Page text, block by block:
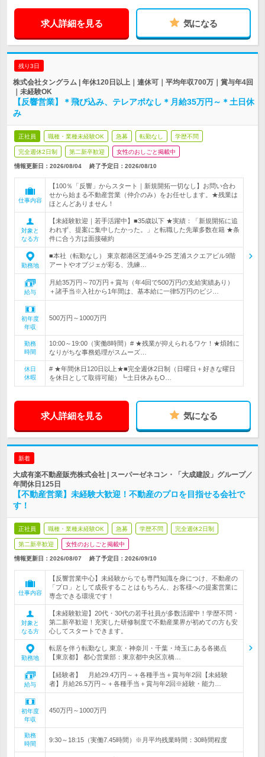
求人詳細を見る 気になる
残り3日
株式会社タングラム | 年休120日以上｜連休可｜平均年収700万｜賞与年4回
｜未経験OK
【反響営業】＊飛び込み、テレアポなし＊月給35万円～＊土日休
み
正社員 職種・業種未経験OK 急募 転勤なし 学歴不問
完全週休2日制 第二新卒歓迎 女性のおしごと掲載中
情報更新日：2026/08/04 終了予定日： 2026/08/10
仕事内容
【100％「反響」からスタート｜新規開拓一切なし】お問い合わ
せから始まる不動産営業（仲介のみ）をお任せします。★残業は
ほとんどありません！
対象と
なる方
【未経験歓迎｜若手活躍中】■35歳以下 ★実績：「新規開拓に追
われず、提案に集中したかった。」と転職した先輩多数在籍 ★条
件に合う方は面接確約
勤務地
■本社（転勤なし） 東京都港区芝浦4-9-25 芝浦スクエアビル9階
アートやオブジェが彩る、洗練…
給与
月給35万円～70万円＋賞与（年4回で500万円の支給実績あり）
＋諸手当※入社から1年間は、基本給に一律5万円のビジ…
初年度
年収
500万円～1000万円
勤務
時間
10:00～19:00（実働8時間）# ★残業が抑えられるワケ！★煩雑に
なりがちな事務処理がスムーズ…
休日
休暇
# ★年間休日120日以上★■完全週休2日制（日曜日＋好きな曜日
を休日として取得可能）┗土日休みもO…
求人詳細を見る 気になる
新着
大成有楽不動産販売株式会社 | スーパーゼネコン・「大成建設」グループ／
年間休日125日
【不動産営業】未経験大歓迎！不動産のプロを目指せる会社で
す！
正社員 職種・業種未経験OK 急募 学歴不問 完全週休2日制
第二新卒歓迎 女性のおしごと掲載中
情報更新日：2026/08/07 終了予定日： 2026/09/10
仕事内容
【反響営業中心】未経験からでも専門知識を身につけ、不動産の
「プロ」として成長することはもちろん、お客様への提案営業に
専念できる環境です！
対象と
なる方
【未経験歓迎】20代・30代の若手社員が多数活躍中！学歴不問・
第二新卒歓迎！充実した研修制度で不動産業界が初めての方も安
心してスタートできます。
勤務地
転居を伴う転勤なし 東京・神奈川・千葉・埼玉にある各拠点
【東京都】 都心営業部：東京都中央区京橋…
給与
【経験者】 月給29.4万円～＋各種手当＋賞与年2回【未経験
者】月給26.5万円～＋各種手当＋賞与年2回※経験・能力…
初年度
年収
450万円～1000万円
勤務
時間
9:30～18:15（実働7.45時間）※月平均残業時間：30時間程度